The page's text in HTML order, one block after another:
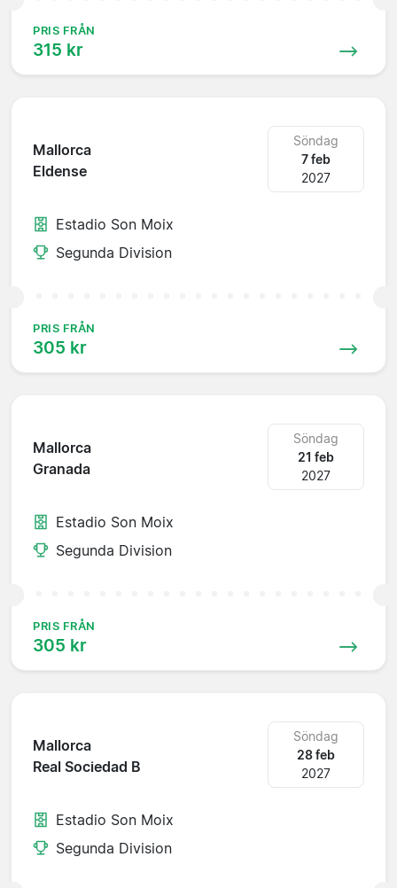
PRIS FRÅN
315 kr
Mallorca
Eldense
Söndag
7 feb
2027
Estadio Son Moix
Segunda Division
PRIS FRÅN
305 kr
Mallorca
Granada
Söndag
21 feb
2027
Estadio Son Moix
Segunda Division
PRIS FRÅN
305 kr
Mallorca
Real Sociedad B
Söndag
28 feb
2027
Estadio Son Moix
Segunda Division